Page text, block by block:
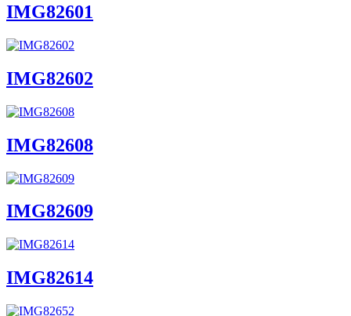
IMG82601
IMG82602
IMG82608
IMG82609
IMG82614